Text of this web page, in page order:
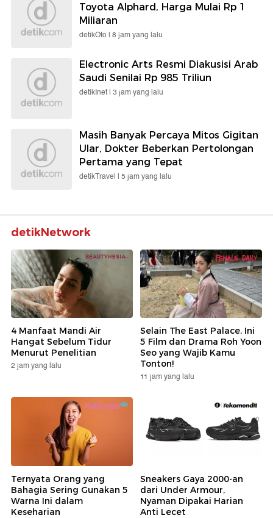
Toyota Alphard, Harga Mulai Rp 1
Miliaran
detikOto | 8 jam yang lalu
Electronic Arts Resmi Diakusisi Arab
Saudi Senilai Rp 985 Triliun
detikInet | 3 jam yang lalu
Masih Banyak Percaya Mitos Gigitan
Ular, Dokter Beberkan Pertolongan
Pertama yang Tepat
detikTravel | 5 jam yang lalu
detikNetwork
4 Manfaat Mandi Air
Hangat Sebelum Tidur
Menurut Penelitian
2 jam yang lalu
Selain The East Palace, Ini
5 Film dan Drama Roh Yoon
Seo yang Wajib Kamu
Tonton!
11 jam yang lalu
Ternyata Orang yang
Bahagia Sering Gunakan 5
Warna Ini dalam
Keseharian
Sneakers Gaya 2000-an
dari Under Armour,
Nyaman Dipakai Harian
Anti Lecet